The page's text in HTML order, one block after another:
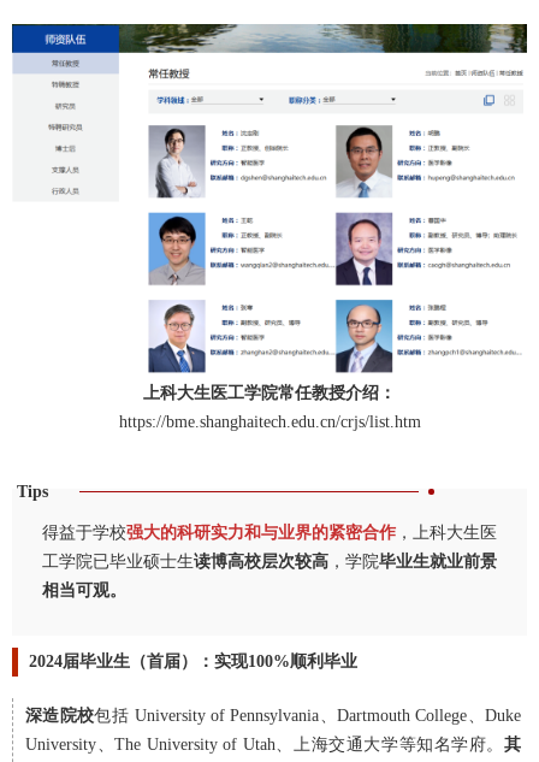
上科大生医工学院常任教授介绍：
https://bme.shanghaitech.edu.cn/crjs/list.htm
Tips
得益于学校强大的科研实力和与业界的紧密合作 ，上科大生医
工学院已毕业硕士生读博高校层次较高 ，学院毕业生就业前景
相当可观。
2024届毕业生（首届）：实现100%顺利毕业
深造院校包括 University of Pennsylvania、 Dartmouth College、Duke
University、The University of Utah、上海交通大学等知名学府。 其